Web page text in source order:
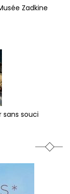
Zadkine
sans souci